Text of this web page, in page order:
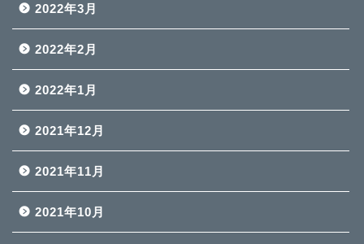
2022年3月
2022年2月
2022年1月
2021年12月
2021年11月
2021年10月